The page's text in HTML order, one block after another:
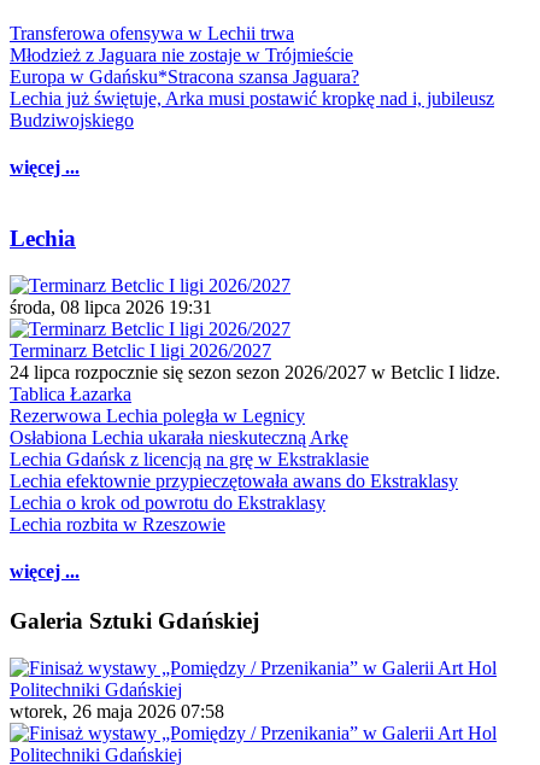
Transferowa ofensywa w Lechii trwa
Młodzież z Jaguara nie zostaje w Trójmieście
Europa w Gdańsku*Stracona szansa Jaguara?
Lechia już świętuje, Arka musi postawić kropkę nad i, jubileusz
Budziwojskiego
więcej ...
Lechia
środa, 08 lipca 2026 19:31
Terminarz Betclic I ligi 2026/2027
24 lipca rozpocznie się sezon sezon 2026/2027 w Betclic I lidze.
Tablica Łazarka
Rezerwowa Lechia poległa w Legnicy
Osłabiona Lechia ukarała nieskuteczną Arkę
Lechia Gdańsk z licencją na grę w Ekstraklasie
Lechia efektownie przypieczętowała awans do Ekstraklasy
Lechia o krok od powrotu do Ekstraklasy
Lechia rozbita w Rzeszowie
więcej ...
Galeria Sztuki Gdańskiej
wtorek, 26 maja 2026 07:58